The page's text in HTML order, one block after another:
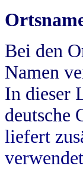
Bei den
Namen
In dieser
deutsche
liefert